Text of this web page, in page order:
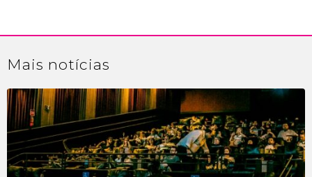
Mais notícias